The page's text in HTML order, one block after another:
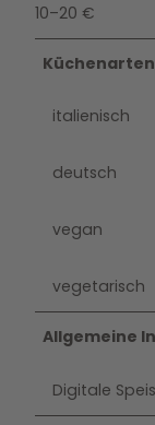
10–20 €
Küchenarten
italienisch
deutsch
vegan
vegetarisch
Allgemeine
Digitale